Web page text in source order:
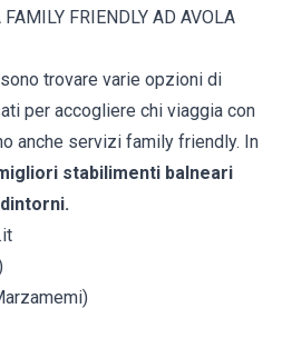
FRIENDLY AD AVOLA
trovare varie opzioni di
per accogliere chi viaggia con
anche servizi family friendly. In
stabilimenti balneari